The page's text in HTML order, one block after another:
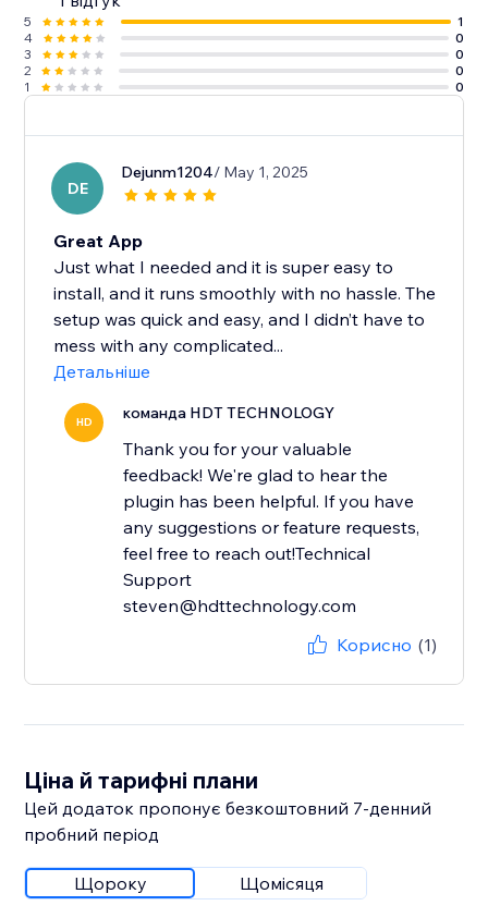
5
1
4
0
3
0
2
0
1
0
DE
Dejunm1204/ May 1, 2025
Great App
Just what I needed and it is super easy to
install, and it runs smoothly with no hassle. The
setup was quick and easy, and I didn’t have to
mess with any complicated...
Детальніше
HD команда HDT TECHNOLOGY
Thank you for your valuable
feedback! We're glad to hear the
plugin has been helpful. If you have
any suggestions or feature requests,
feel free to reach out!Technical
Support
steven@hdttechnology.com
Корисно (1)
Ціна й тарифні плани
Цей додаток пропонує безкоштовний 7‑денний
пробний період
Щороку Щомісяця